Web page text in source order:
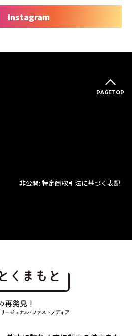
Instagram
PAGETOP
非公開: 特定商取引法に基づく表記